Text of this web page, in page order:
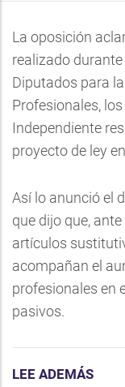
La oposición
realizado
Diputados para
Profesionales,
Independiente
proyecto de ley
Así lo anunció el
que dijo que,
artículos
acompañan el
profesionales en
pasivos.
LEE ADEMÁS